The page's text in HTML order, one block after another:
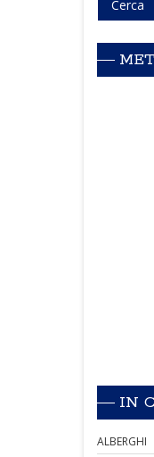
IN
ALBERGHI